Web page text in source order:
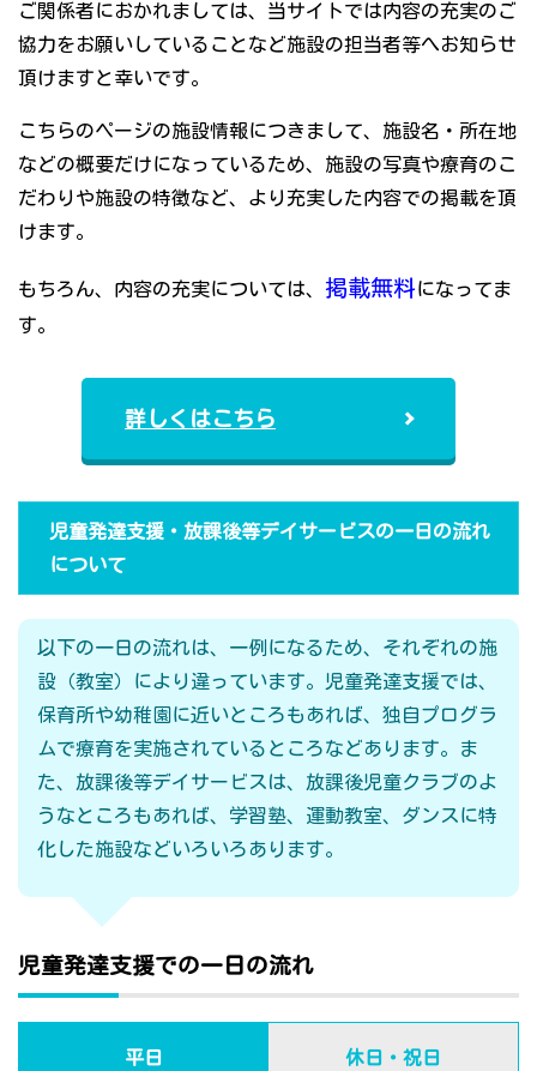
ご関係者におかれましては、当サイトでは内容の充実のご
協力をお願いしていることなど施設の担当者等へお知らせ
頂けますと幸いです。
こちらのページの施設情報につきまして、施設名・所在地
などの概要だけになっているため、施設の写真や療育のこ
だわりや施設の特徴など、より充実した内容での掲載を頂
けます。
もちろん、内容の充実については、 掲載無料になってま
す。
詳しくはこちら
児童発達支援・放課後等デイサービスの一日の流れ
について
以下の一日の流れは、一例になるため、それぞれの施
設（教室）により違っています。児童発達支援では、
保育所や幼稚園に近いところもあれば、独自プログラ
ムで療育を実施されているところなどあります。ま
た、放課後等デイサービスは、放課後児童クラブのよ
うなところもあれば、学習塾、運動教室、ダンスに特
化した施設などいろいろあります。
児童発達支援での一日の流れ
平日 休日・祝日